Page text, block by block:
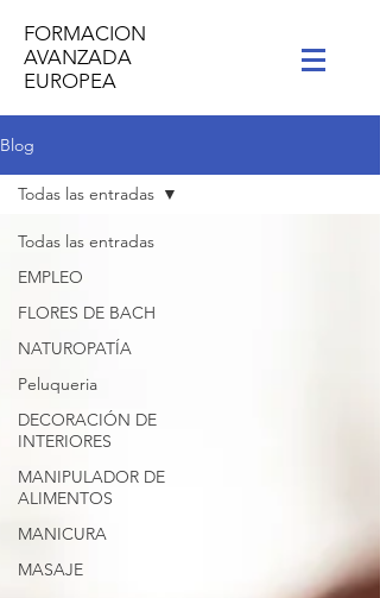
FORMACION
AVANZADA
EUROPEA
Blog
Todas las entradas
EMPLEO
FLORES DE BACH
NATUROPATÍA
Peluqueria
DECORACIÓN DE
INTERIORES
MANIPULADOR DE
ALIMENTOS
MANICURA
MASAJE
Todas las entradas